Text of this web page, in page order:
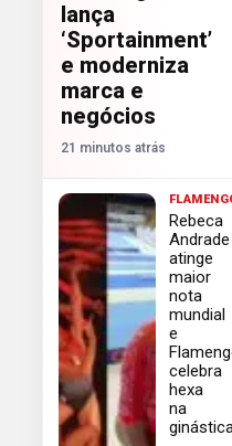
lança
‘Sportainment’
e moderniza
marca e
negócios
21 minutos atrás
Rebeca
Andrade
atinge
maior
nota
mundial
e
celebra
hexa
na